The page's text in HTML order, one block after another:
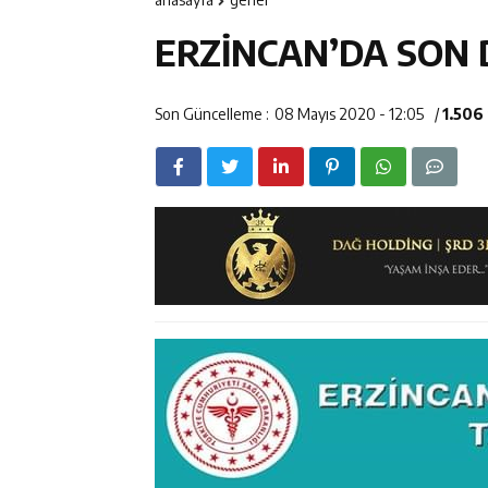
11:45 Kemah’da
11:44 Kemaliye’de
14:43 ETSO
ERZİNCAN’DA
Son Güncelleme : 08 Mayıs 2020 - 12:05 /